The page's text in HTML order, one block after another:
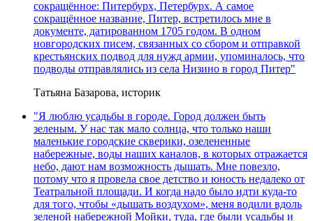
сокращённое: Питербурх, Петербурх. А самое
сокращённое название, Питер, встретилось мне в
документе, датированном 1705 годом. В одном
новгородских писем, связанных со сбором и отправкой
крестьянских подвод для нужд армии, упоминалось, что
подводы отправлялись из села Низино в город Питер"
Татьяна Базарова, историк
"Я люблю усадьбы в городе. Город должен быть
зеленым. У нас так мало солнца, что только наши
маленькие городские скверики, озелененные
набережные, воды наших каналов, в которых отражается
небо, дают нам возможность дышать. Мне повезло,
потому что я провела свое детство и юность недалеко от
Театральной площади. И когда надо было идти куда-то
для того, чтобы «дышать воздухом», меня водили вдоль
зеленой набережной Мойки, туда, где были усадьбы и